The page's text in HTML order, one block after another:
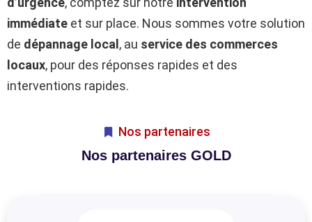
immédiate et sur place. Nous sommes votre solution
de dépannage local , au service des commerces
locaux, pour des réponses rapides et des
interventions rapides.
Nos partenaires
Nos partenaires GOLD